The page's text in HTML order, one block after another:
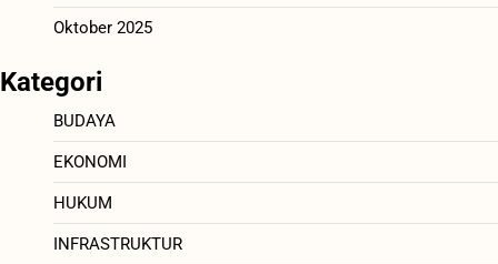
Oktober 2025
Kategori
BUDAYA
EKONOMI
HUKUM
INFRASTRUKTUR